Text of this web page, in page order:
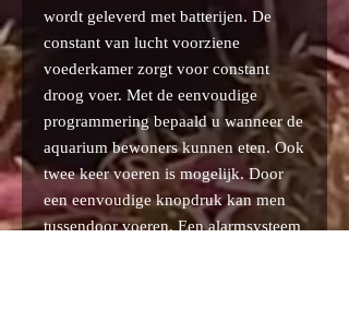
wordt geleverd met batterijen. De
constant van lucht voorziene
voederkamer zorgt voor constant
droog voer. Met de eenvoudige
programmering bepaald u wanneer de
aquarium bewoners kunnen eten. Ook
twee keer voeren is mogelijk. Door
een eenvoudige knopdruk kan men
tussendoor voeren. Een alarmsysteem